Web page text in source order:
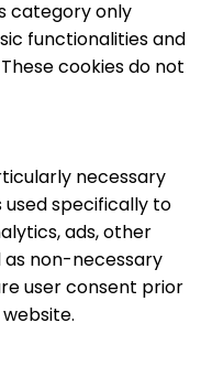
category only
functionalities and
cookies do not
necessary
specifically to
ads, other
non-necessary
user consent prior